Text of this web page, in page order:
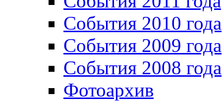
События 2010 года
События 2009 года
События 2008 года
Фотоархив